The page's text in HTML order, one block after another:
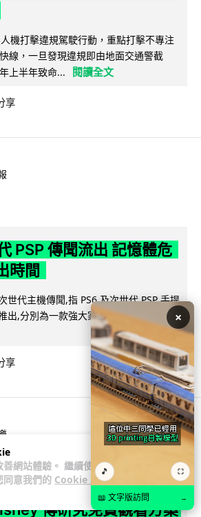
網站體驗。 繼續使用
同意我們的 Cookie 政
機打擊違規駕駛行動，重點打擊不專注
線，一旦發現違規即由地面交通警截
上半年致命...
閱讀全文
享
PSP 傳聞流出 記憶體危
時間
世代主機傳聞,指 PS6 及次世代 PSP 手提
出,分別為一款強大家用主機及一款性能
享
傳研究免費觀看方案
×
🎵 ⛶
📖 文字版訪問 →